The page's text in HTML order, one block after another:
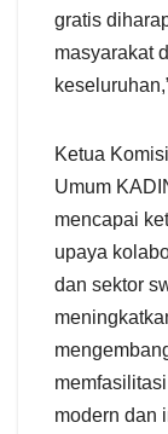
gratis
masyarakat
Ketua
Umum
mencapai
upaya
dan sektor
modern dan